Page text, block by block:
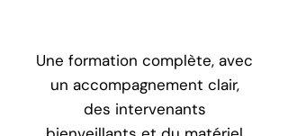
Une formation complète, avec
un accompagnement clair,
des intervenants